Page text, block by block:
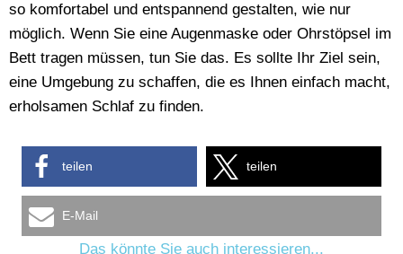
so komfortabel und entspannend gestalten, wie nur
möglich. Wenn Sie eine Augenmaske oder Ohrstöpsel im
Bett tragen müssen, tun Sie das. Es sollte Ihr Ziel sein,
eine Umgebung zu schaffen, die es Ihnen einfach macht,
erholsamen Schlaf zu finden.
teilen teilen
E-Mail
Das könnte Sie auch interessieren...